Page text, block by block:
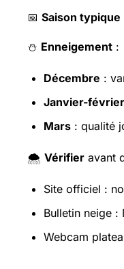
📅 Saison typique
⛄ Enneigement :
Décembre :
Janvier-février
Mars : qualité
🌨️ Vérifier avant
Site officiel :
Bulletin neige :
Webcam